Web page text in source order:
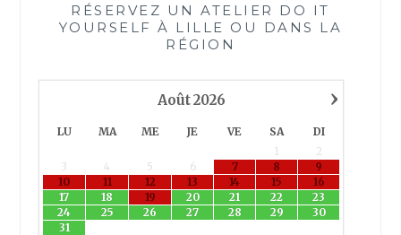
RÉSERVEZ UN ATELIER DO IT
YOURSELF À LILLE OU DANS LA
RÉGION
›
Août2026
LU MA ME JE VE SA
DI
1
2
3
4 5 6 7 8
9
10
11 12 13 14 15
16
17
18 19 20 21 22
23
24
25 26 27 28 29
30
31